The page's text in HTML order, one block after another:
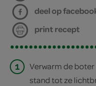
deel op
print recept
1
Verwarm de
stand tot ze